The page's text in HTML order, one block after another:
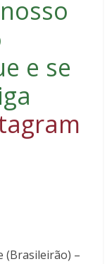
e se
(Brasileirão) –